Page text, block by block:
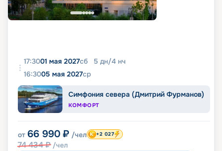
17:3001 мая 2027сб 5 дн/4 нч
16:3005 мая 2027ср
Симфония севера (Дмитрий Фурманов)
КОМФОРТ
от 66 990 ₽ /чел
74 434₽ /чел
+2 027